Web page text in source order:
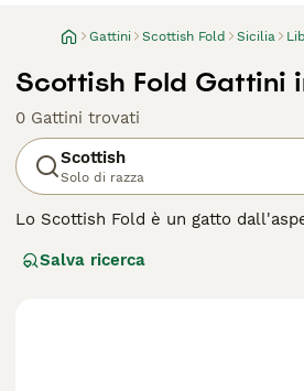
Gattini Scottish Fold Sicilia
Scottish Fold Gattini
0 Gattini trovati
Scottish
Solo di razza
Lo Scottish Fold è un gatto
strada nei cuori e nelle case delle
Salva ricerca